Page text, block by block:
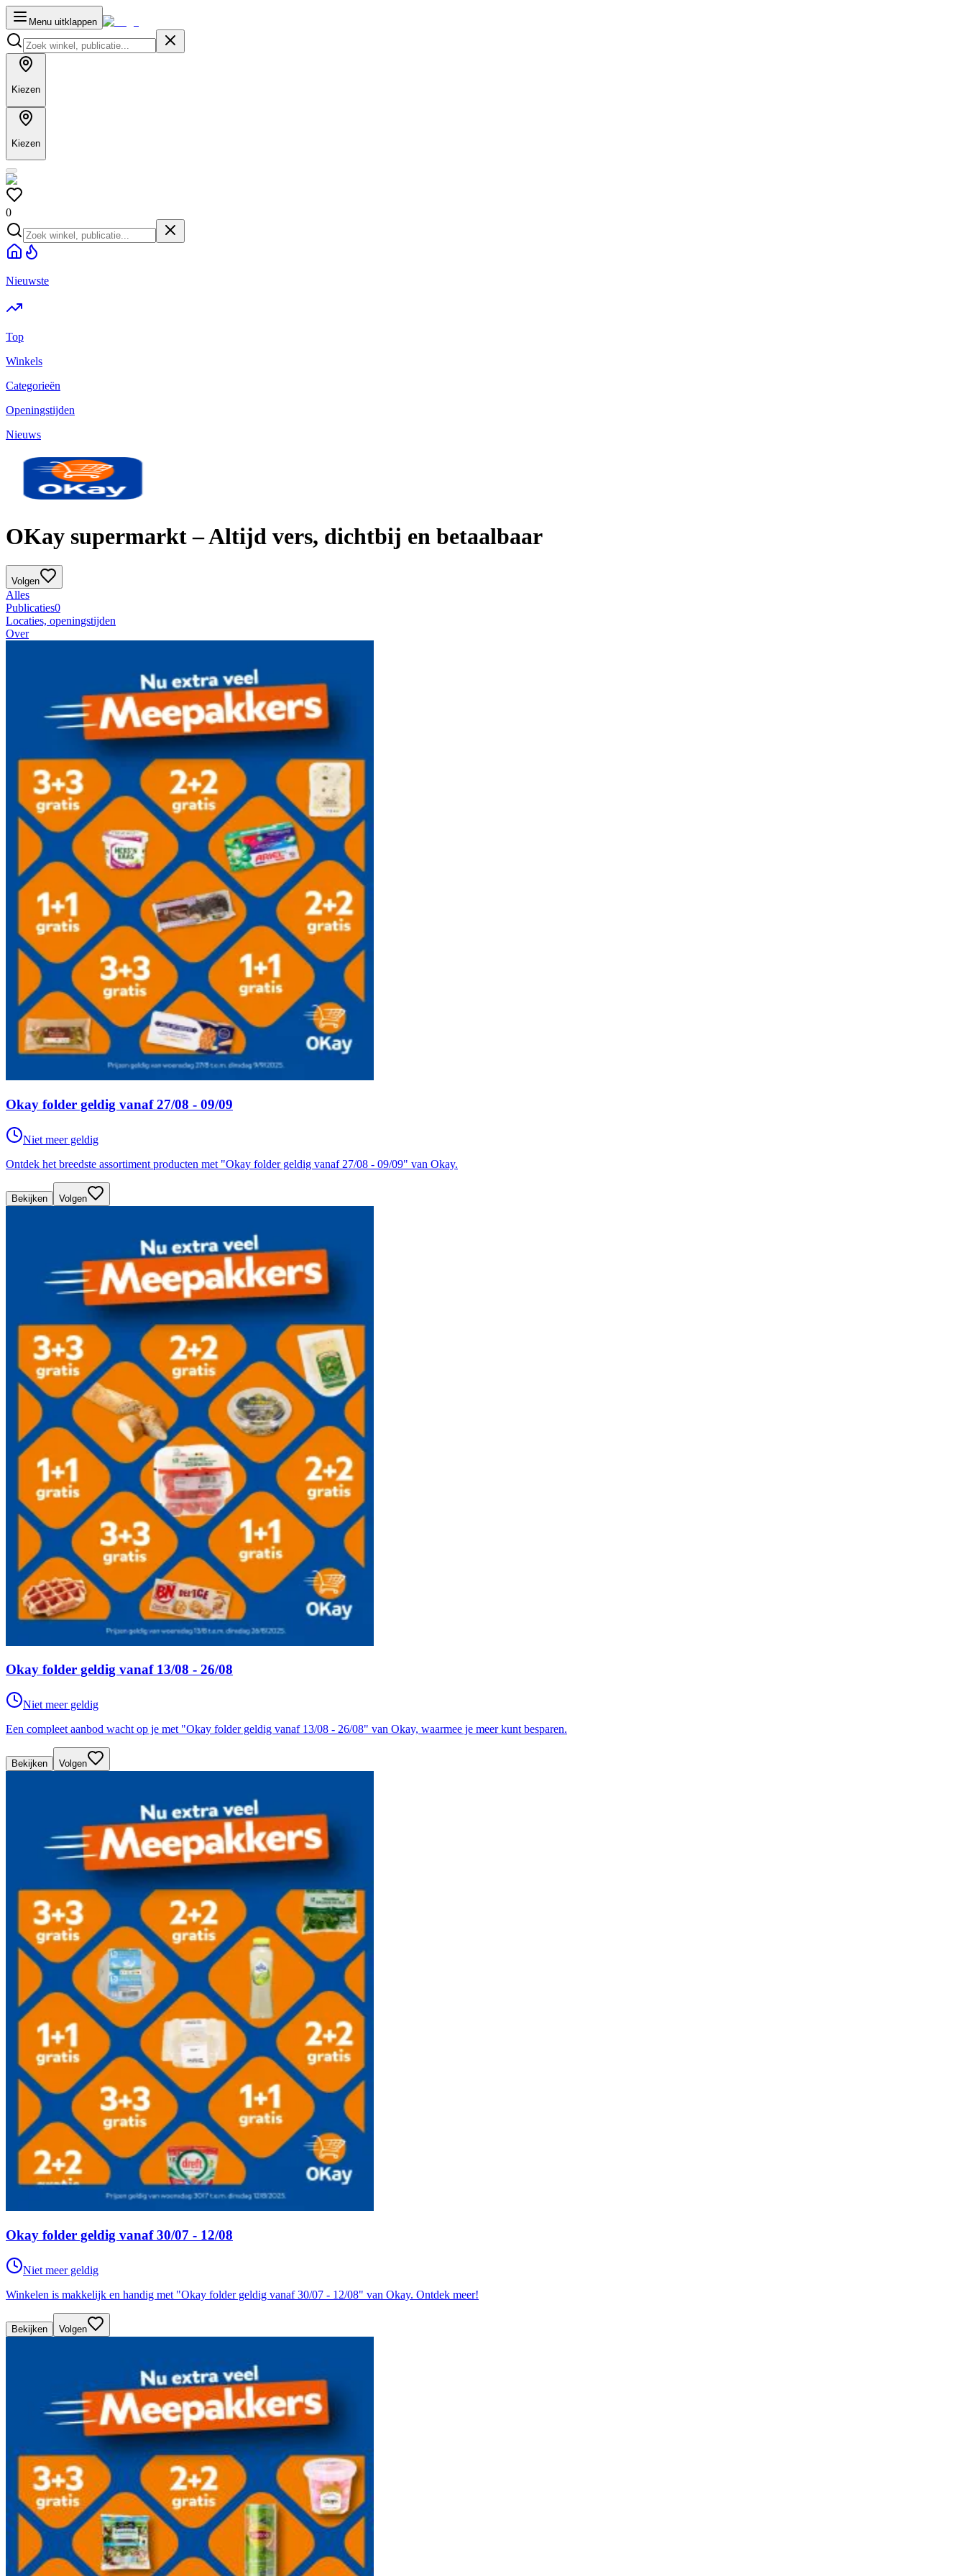
Menu uitklappen
Kiezen
Kiezen
0
Nieuwste
Top
Winkels
Categorieën
Openingstijden
Nieuws
OKay supermarkt – Altijd vers, dichtbij en betaalbaar
Volgen
Alles
Publicaties0
Locaties, openingstijden
Over
Okay folder geldig vanaf 27/08 - 09/09
Niet meer geldig
Ontdek het breedste assortiment producten met "Okay folder geldig vanaf 27/08 - 09/09" van Okay.
Bekijken Volgen
Okay folder geldig vanaf 13/08 - 26/08
Niet meer geldig
Een compleet aanbod wacht op je met "Okay folder geldig vanaf 13/08 - 26/08" van Okay, waarmee je meer kunt besparen.
Bekijken Volgen
Okay folder geldig vanaf 30/07 - 12/08
Niet meer geldig
Winkelen is makkelijk en handig met "Okay folder geldig vanaf 30/07 - 12/08" van Okay. Ontdek meer!
Bekijken Volgen